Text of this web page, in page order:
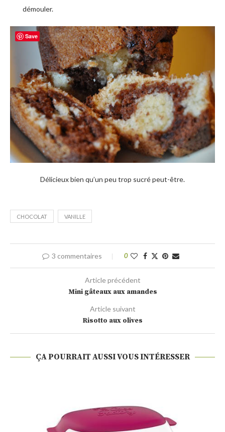
démouler.
Délicieux bien qu’un peu trop sucré peut-être.
CHOCOLAT VANILLE
3 commentaires 0
Article précédent
Mini gâteaux aux amandes
Article suivant
Risotto aux olives
ÇA POURRAIT AUSSI VOUS INTÉRESSER
Save